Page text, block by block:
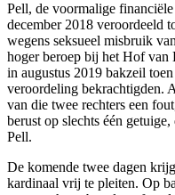
Pell, de voormalige
december 2018 veroordeeld
wegens seksueel misbruik
hoger beroep bij het Hof van
in augustus 2019 bakzeil
veroordeling bekrachtigden.
van die twee rechters een
berust op slechts één
Pell.
De komende twee dagen
kardinaal vrij te pleiten. Op